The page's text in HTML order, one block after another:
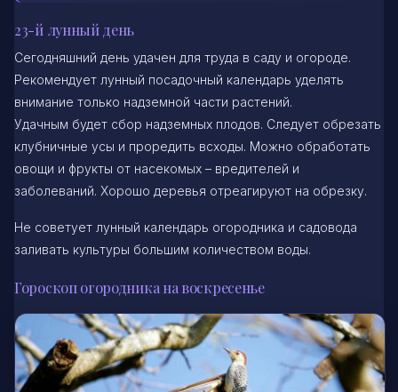
23-й лунный день
Сегодняшний день удачен для труда в саду и огороде.
Рекомендует лунный посадочный календарь уделять
внимание только надземной части растений.
Удачным будет сбор надземных плодов. Следует обрезать
клубничные усы и проредить всходы. Можно обработать
овощи и фрукты от насекомых – вредителей и
заболеваний. Хорошо деревья отреагируют на обрезку.
Не советует лунный календарь огородника и садовода
заливать культуры большим количеством воды.
Гороскоп огородника на воскресенье